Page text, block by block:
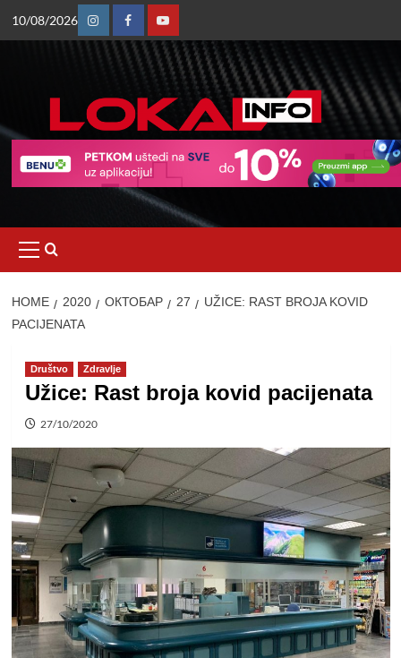
10/08/2026
InstagramFacebookYoutube
Menu
HOME 2020 ОКТОБАР 27
UŽICE: RAST BROJA KOVID
PACIJENATA
Društvo Zdravlje
Užice: Rast broja kovid pacijenata
27/10/2020